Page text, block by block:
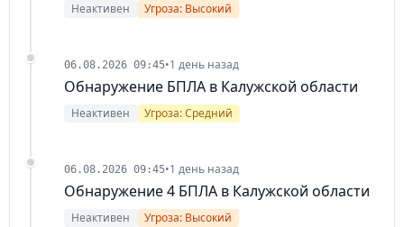
Неактивен Угроза: Высокий
06.08.2026 09:45•1 день назад
Обнаружение БПЛА в Калужской области
Неактивен Угроза: Средний
06.08.2026 09:45•1 день назад
Обнаружение 4 БПЛА в Калужской области
Неактивен Угроза: Высокий